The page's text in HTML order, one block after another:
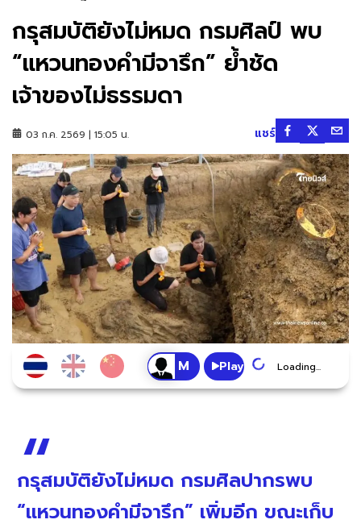
กรุสมบัติยังไม่หมด กรมศิลป์ พบ
“แหวนทองคำมีจารึก” ย้ำชัด
เจ้าของไม่ธรรมดา
03 ก.ค. 2569 | 15:05 น. แชร์
Play Loading...
กรุสมบัติยังไม่หมด กรมศิลปากรพบ
“แหวนทองคำมีจารึก” เพิ่มอีก ขณะเก็บ